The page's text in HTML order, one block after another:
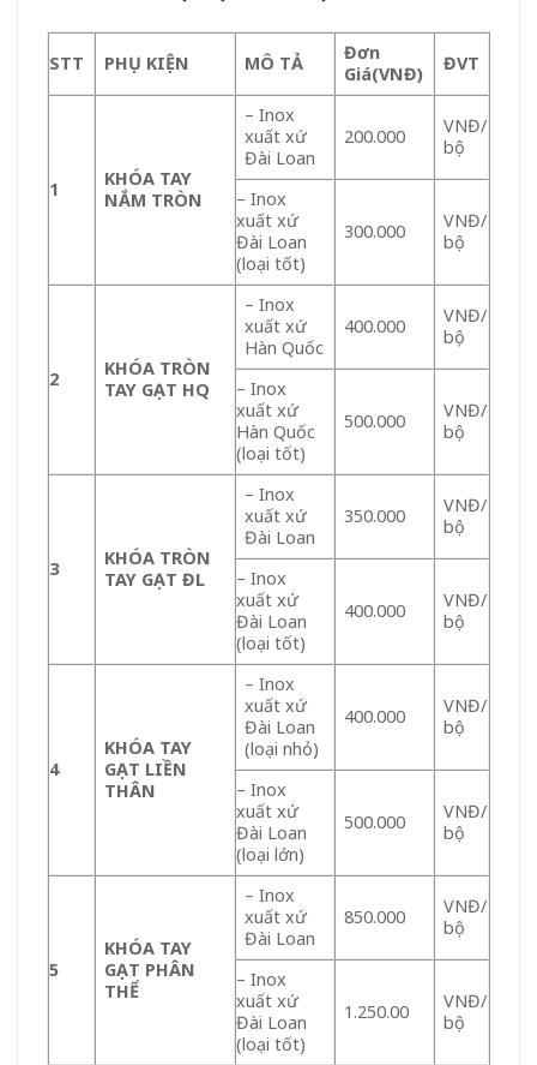
STT PHỤ KIỆN MÔ TẢ
Đơn
Giá(VNĐ) ĐVT
1
KHÓA TAY
NẮM TRÒN
– Inox
xuất xứ
Đài Loan
200.000
VNĐ/
bộ
– Inox
xuất xứ
Đài Loan
(loại tốt)
300.000
VNĐ/
bộ
2
KHÓA TRÒN
TAY GẠT HQ
– Inox
xuất xứ
Hàn Quốc
400.000
VNĐ/
bộ
– Inox
xuất xứ
Hàn Quốc
(loại tốt)
500.000
VNĐ/
bộ
3
KHÓA TRÒN
TAY GẠT ĐL
– Inox
xuất xứ
Đài Loan
350.000
VNĐ/
bộ
– Inox
xuất xứ
Đài Loan
(loại tốt)
400.000
VNĐ/
bộ
4
KHÓA TAY
GẠT LIỀN
THÂN
– Inox
xuất xứ
Đài Loan
(loại nhỏ)
400.000
VNĐ/
bộ
– Inox
xuất xứ
Đài Loan
(loại lớn)
500.000
VNĐ/
bộ
5
KHÓA TAY
GẠT PHÂN
THỂ
– Inox
xuất xứ
Đài Loan
850.000
VNĐ/
bộ
– Inox
xuất xứ
Đài Loan
(loại tốt)
1.250.00
VNĐ/
bộ